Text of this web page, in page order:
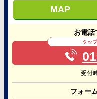
MAP
お電話
タッ
受付
フォー